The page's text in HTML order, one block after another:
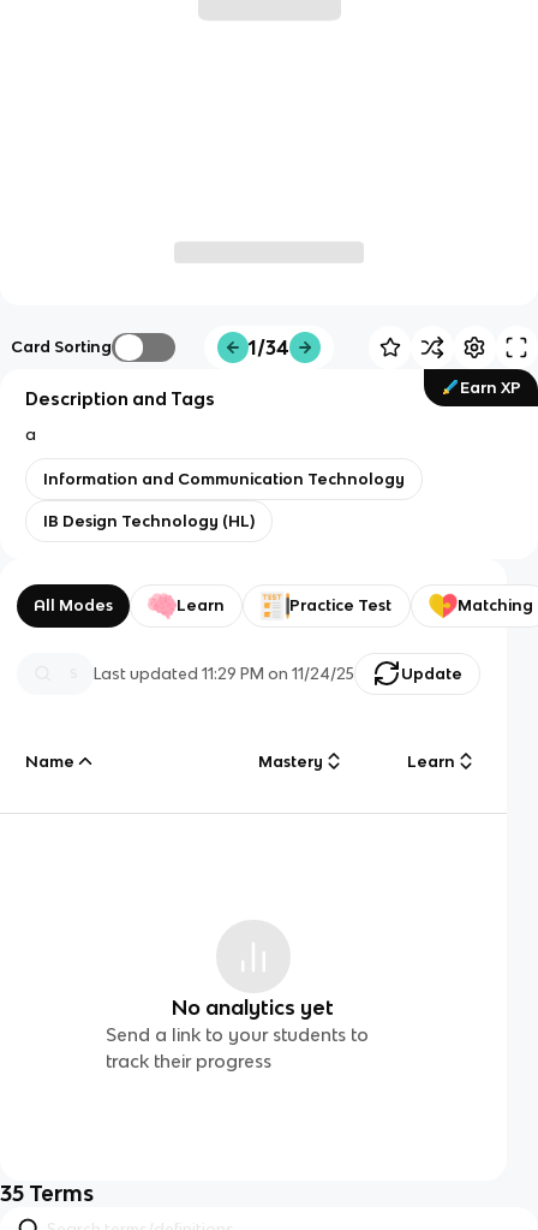
Card Sorting 1/34
Earn XP
Description and Tags
a
Information and Communication Technology
IB Design Technology (HL)
All Modes Learn Practice Test Matching
Last updated11:29 PM on 11/24/25 Update
Name Mastery Learn
No analytics yet
Send a link to your students to
track their progress
35 Terms